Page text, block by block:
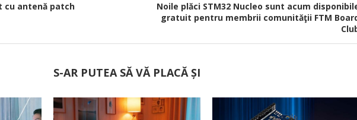
cu antenă patch
Noile plăci STM32 Nucleo sunt acum
gratuit pentru membrii comunităţii FTM
S-AR PUTEA SĂ VĂ PLACĂ ȘI